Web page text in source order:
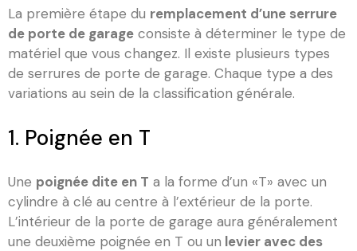
La première étape du remplacement d’une serrure
de porte de garage consiste à déterminer le type de
matériel que vous changez. Il existe plusieurs types
de serrures de porte de garage. Chaque type a des
variations au sein de la classification générale.
1. Poignée en T
Une poignée dite en T a la forme d’un «T» avec un
cylindre à clé au centre à l’extérieur de la porte.
L’intérieur de la porte de garage aura généralement
une deuxième poignée en T ou un levier avec des